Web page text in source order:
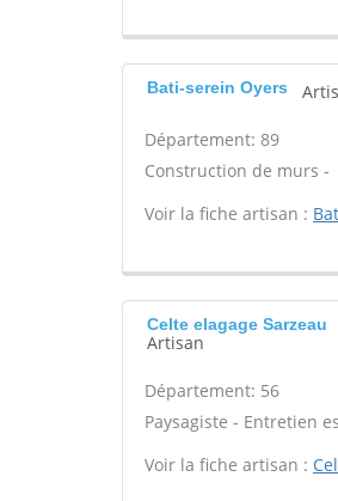
Bati-serein Oyers
Département: 89
Construction de murs -
Voir la fiche artisan :
Celte elagage Sarzeau
Artisan
Département: 56
Paysagiste - Entretien
Voir la fiche artisan :